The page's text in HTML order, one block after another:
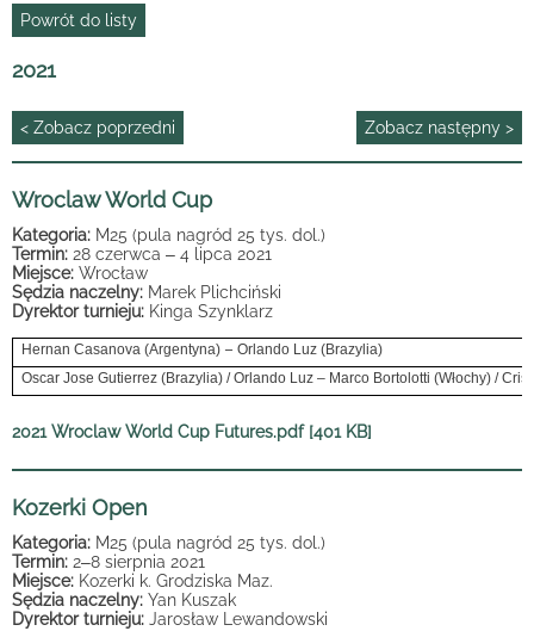
Powrót do listy
2021
< Zobacz poprzedni Zobacz następny >
Wroclaw World Cup
Kategoria: M25 (pula nagród 25 tys. dol.)
Termin: 28 czerwca – 4 lipca 2021
Miejsce: Wrocław
Sędzia naczelny: Marek Plichciński
Dyrektor turnieju: Kinga Szynklarz
Hernan Casanova (Argentyna) – Orlando Luz (Brazylia)
Oscar Jose Gutierrez (Brazylia) / Orlando Luz – Marco Bortolotti (Włochy) /
2021 Wroclaw World Cup Futures.pdf [401 KB]
Kozerki Open
Kategoria: M25 (pula nagród 25 tys. dol.)
Termin: 2–8 sierpnia 2021
Miejsce: Kozerki k. Grodziska Maz.
Sędzia naczelny: Yan Kuszak
Dyrektor turnieju: Jarosław Lewandowski